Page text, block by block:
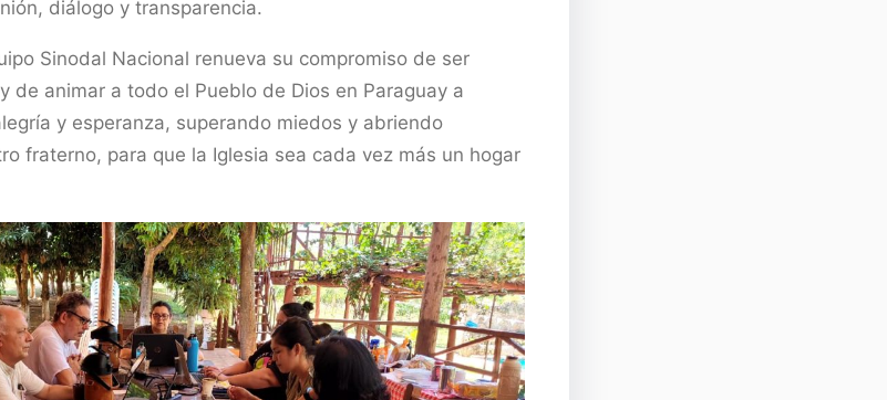
diálogo y transparencia.
Sinodal Nacional renueva su compromiso de ser
de animar a todo el Pueblo de Dios en Paraguay a
y esperanza, superando miedos y abriendo
fraterno, para que la Iglesia sea cada vez más un hogar